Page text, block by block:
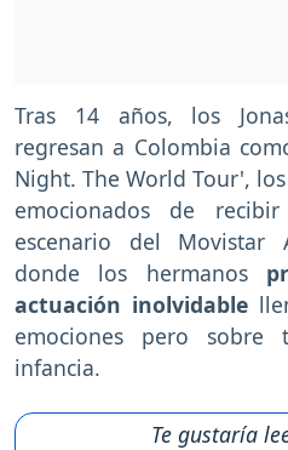
Tras 14 años, los
regresan a Colombia
Night. The World Tour',
emocionados de
escenario del Movistar
donde los hermanos
actuación inolvidable
emociones pero
infancia.
Te gustaría